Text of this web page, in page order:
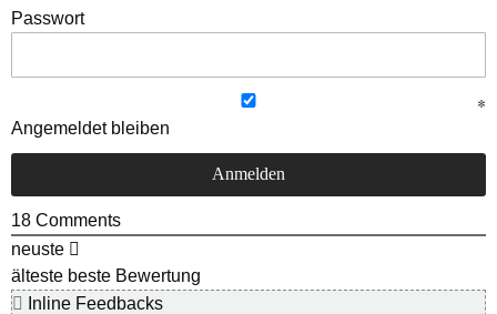
Passwort
Angemeldet bleiben
18 Comments
neuste
älteste beste Bewertung
Inline Feedbacks